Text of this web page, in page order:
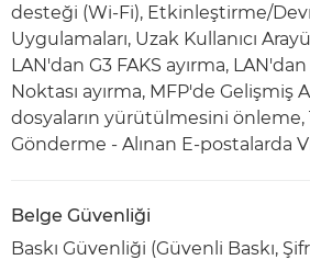
desteği (Wi-Fi), Etkinleştirme/
Uygulamaları, Uzak Kullanıcı
LAN'dan G3 FAKS ayırma,
Noktası ayırma, MFP'de Gelişmiş
dosyaların yürütülmesini önleme,
Gönderme - Alınan E-postalarda
Belge Güvenliği
Baskı Güvenliği (Güvenli Baskı,